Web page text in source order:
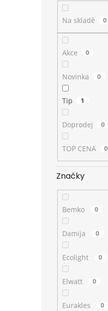
Na skladě 0
Akce 0
Novinka 0
Tip 1
Doprodej 0
TOP CENA 0
Značky
Bemko 0
Damija 0
Ecolight 0
Elwatt 0
Eurakles 0